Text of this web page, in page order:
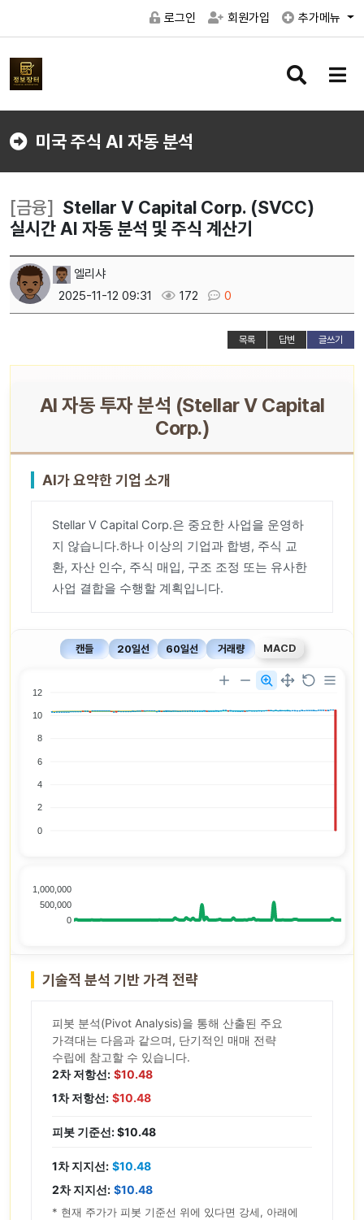
로그인 회원가입 추가메뉴
검
버
메
버
미국 주식 AI 자동 분석
[금융] Stellar V Capital Corp. (SVCC)
실시간 AI 자동 분석 및 주식 계산기
엘리샤
2025-11-12 09:31
172 0
목록 답변 글쓰기
AI 자동 투자 분석 (Stellar V Capital
Corp.)
AI가 요약한 기업 소개
Stellar V Capital Corp.은 중요한 사업을 운영하
지 않습니다.하나 이상의 기업과 합병, 주식 교
환, 자산 인수, 주식 매입, 구조 조정 또는 유사한
사업 결합을 수행할 계획입니다.
캔들 20일선 60일선 거래량 MACD
12
10
8
6
4
2
0
1,000,000
500,000
0
기술적 분석 기반 가격 전략
피봇 분석(Pivot Analysis)을 통해 산출된 주요
가격대는 다음과 같으며, 단기적인 매매 전략
수립에 참고할 수 있습니다.
2차 저항선: $10.48
1차 저항선: $10.48
피봇 기준선: $10.48
1차 지지선: $10.48
2차 지지선: $10.48
* 현재 주가가 피봇 기준선 위에 있다면 강세, 아래에